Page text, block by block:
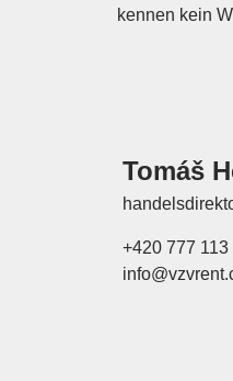
kennen kein
Tomáš
+420 777 113